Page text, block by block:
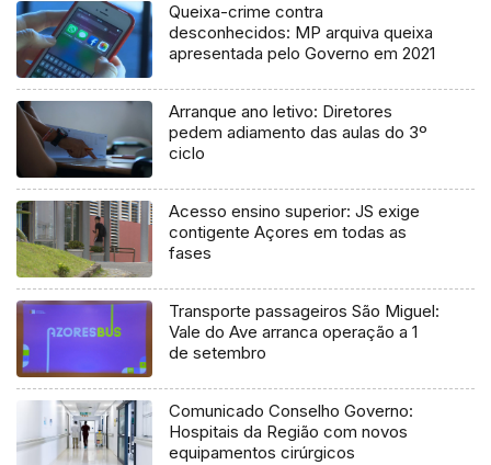
Queixa-crime contra
desconhecidos: MP arquiva queixa
apresentada pelo Governo em 2021
Arranque ano letivo: Diretores
pedem adiamento das aulas do 3º
ciclo
Acesso ensino superior: JS exige
contigente Açores em todas as
fases
Transporte passageiros São Miguel:
Vale do Ave arranca operação a 1
de setembro
Comunicado Conselho Governo:
Hospitais da Região com novos
equipamentos cirúrgicos